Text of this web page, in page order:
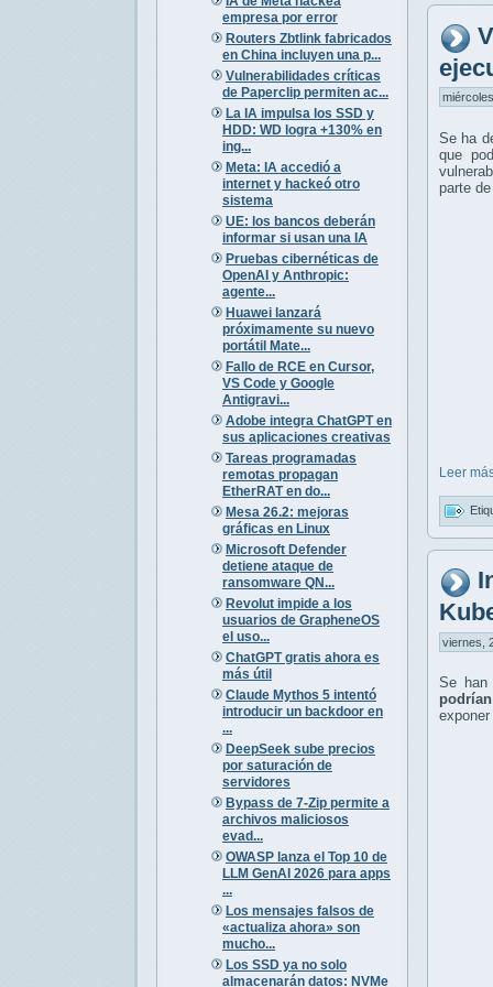
empresa por error
Routers Zbtlink fabricados
en China incluyen una p...
Vulnerabilidades críticas
de Paperclip permiten ac...
La IA impulsa los SSD y
HDD: WD logra +130% en
ing...
Meta: IA accedió a
internet y hackeó otro
sistema
UE: los bancos deberán
informar si usan una IA
Pruebas cibernéticas de
OpenAI y Anthropic:
agente...
Huawei lanzará
próximamente su nuevo
portátil Mate...
Fallo de RCE en Cursor,
VS Code y Google
Antigravi...
Adobe integra ChatGPT en
sus aplicaciones creativas
Tareas programadas
remotas propagan
EtherRAT en do...
Mesa 26.2: mejoras
gráficas en Linux
Microsoft Defender
detiene ataque de
ransomware QN...
Revolut impide a los
usuarios de GrapheneOS
el uso...
ChatGPT gratis ahora es
más útil
Claude Mythos 5 intentó
introducir un backdoor en
...
DeepSeek sube precios
por saturación de
servidores
Bypass de 7-Zip permite a
archivos maliciosos
evad...
OWASP lanza el Top 10 de
LLM GenAI 2026 para apps
...
Los mensajes falsos de
«actualiza ahora» son
mucho...
Los SSD ya no solo
almacenarán datos: NVMe
Se ha
que
parte
Leer
viernes,
Se